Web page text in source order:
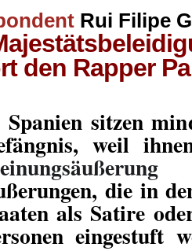
Rui Filipe
den Rapper
sitzen
weil
die in
als Satire
eingestuft